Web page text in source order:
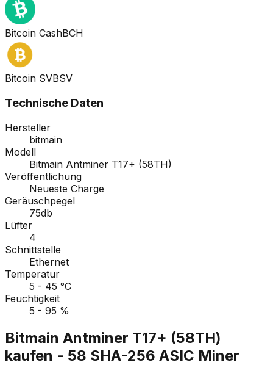
Bitcoin CashBCH
Bitcoin SVBSV
Technische Daten
Hersteller
bitmain
Modell
Bitmain Antminer T17+ (58TH)
Veröffentlichung
Neueste Charge
Geräuschpegel
75db
Lüfter
4
Schnittstelle
Ethernet
Temperatur
5 - 45 °C
Feuchtigkeit
5 - 95 %
Bitmain Antminer T17+ (58TH)
kaufen - 58 SHA-256 ASIC Miner